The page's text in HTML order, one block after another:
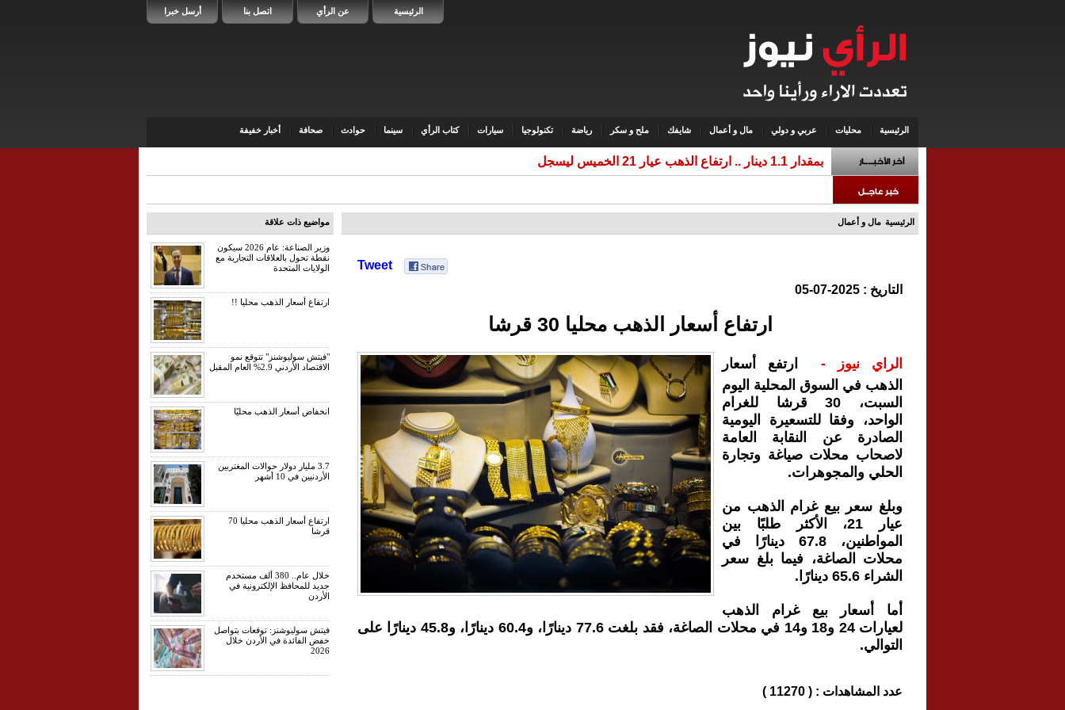
أرسل خبرا اتصل بنا عن الرأي الرئيسية
الرئيسية محليات عربي و دولي مال و أعمال شايفك ملح و سكر رياضة تكنولوجيا سيارات كتاب الرأي سينما حوادث صحافة أخبار خفيفة
بمقدار 1.1 دينار .. ارتفاع الذهب عيار 21 الخميس ليسجل 86.
الرئيسية مال و أعمال
Tweet
التاريخ : 2025-07-05
ارتفاع أسعار الذهب محليا 30 قرشا
الراي نيوز -
ارتفع أسعار
الذهب في السوق المحلية اليوم
السبت، 30 قرشا للغرام
الواحد، وفقا للتسعيرة اليومية
الصادرة عن النقابة العامة
لاصحاب محلات صياغة وتجارة
الحلي والمجوهرات.
وبلغ سعر بيع غرام الذهب من
عيار 21، الأكثر طلبًا بين
المواطنين، 67.8 دينارًا في
محلات الصاغة، فيما بلغ سعر
الشراء 65.6 دينارًا.
أما أسعار بيع غرام الذهب
لعيارات 24 و18 و14 في محلات الصاغة، فقد بلغت 77.6 دينارًا، و60.4 دينارًا، و45.8 دينارًا على
التوالي.
عدد المشاهدات : ( 11270 )
مواضيع ذات علاقة
وزير الصناعة: عام 2026 سيكون
نقطة تحول بالعلاقات التجارية مع
الولايات المتحدة
ارتفاع أسعار الذهب محليا !!
"فيتش سوليوشنز" تتوقع نمو
الاقتصاد الأردني 2.9% العام المقبل
انخفاض أسعار الذهب محليًا
3.7 مليار دولار حوالات المغتربين
الأردنيين في 10 أشهر
ارتفاع أسعار الذهب محليا 70
قرشا
خلال عام.. 380 ألف مستخدم
جديد للمحافظ الإلكترونية في
الأردن
فيتش سوليوشنز: توقعات بتواصل
خفض الفائدة في الأردن خلال
2026